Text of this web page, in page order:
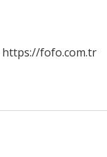
https://fofo.com.tr